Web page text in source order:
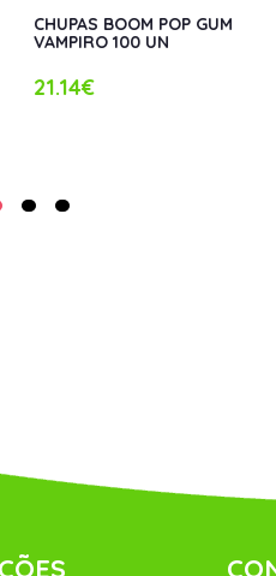
CHUPAS BOOM POP GUM
VAMPIRO 100 UN
21.14€